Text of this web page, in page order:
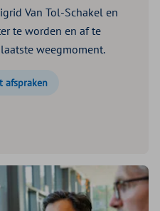
Van Tol-Schakel en
te worden en af te
weegmoment.
afspraken